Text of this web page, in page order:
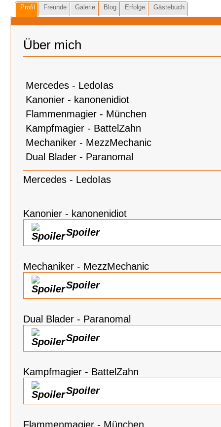
Profil Freunde Galerie Blog Erfolge Gästebuch
Über mich
Mercedes - LedoIas
Kanonier - kanonenidiot
Flammenmagier - München
Kampfmagier - BattelZahn
Mechaniker - MezzMechanic
Dual Blader - Paranomal
Mercedes - LedoIas
Kanonier - kanonenidiot
Spoiler
Mechaniker - MezzMechanic
Spoiler
Dual Blader - Paranomal
Spoiler
Kampfmagier - BattelZahn
Spoiler
Flammenmagier - München